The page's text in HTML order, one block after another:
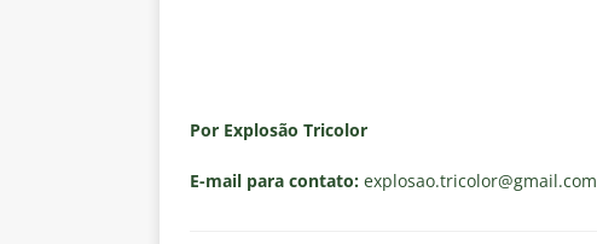
Por Explosão Tricolor
E-mail para contato: explosao.tricolor@gmail.com